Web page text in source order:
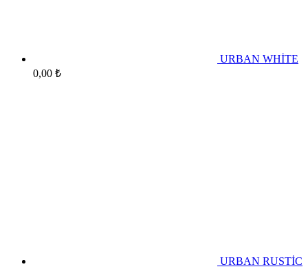
URBAN WHİTE
0,00 ₺
URBAN RUSTİC